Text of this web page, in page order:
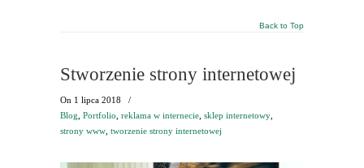
Back to Top
Stworzenie strony internetowej
On 1 lipca 2018
/
Blog Portfolio reklama w internecie sklep internetowy
strony www tworzenie strony internetowej